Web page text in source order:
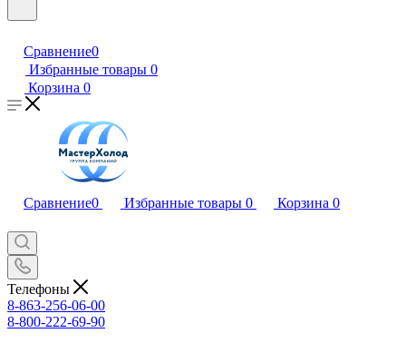
Сравнение0
Избранные товары 0
Корзина 0
Сравнение0 Избранные товары 0 Корзина 0
Телефоны
8-863-256-06-00
8-800-222-69-90